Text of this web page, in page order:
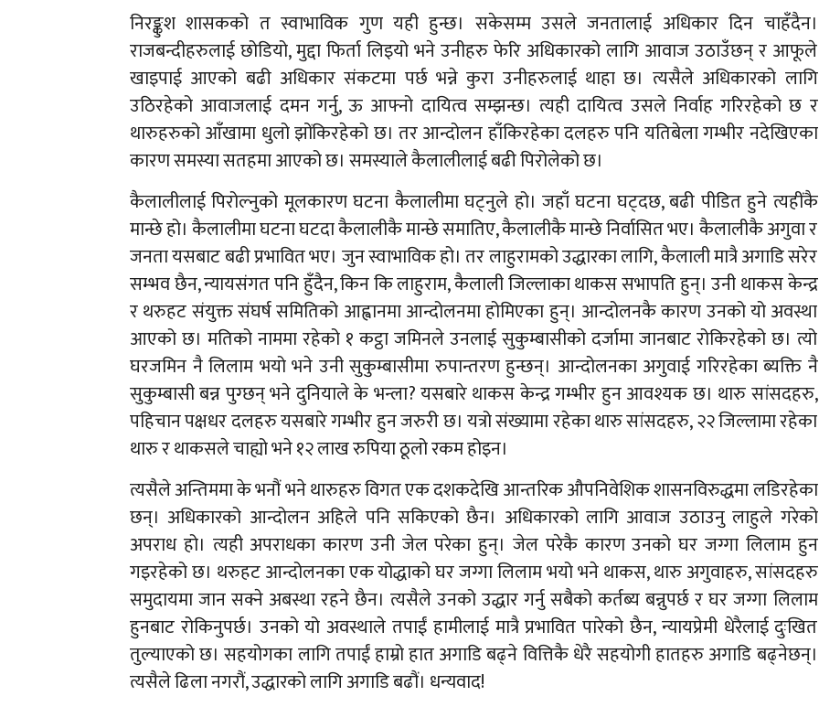
निरङ्कुश शासकको त स्वाभाविक गुण यही हुन्छ। सकेसम्म उसले जनतालाई अधिकार दिन चाहँदैन।
राजबन्दीहरुलाई छोडियो, मुद्दा फिर्ता लिइयो भने उनीहरु फेरि अधिकारको लागि आवाज उठाउँछन् र आफूले
खाइपाई आएको बढी अधिकार संकटमा पर्छ भन्ने कुरा उनीहरुलाई थाहा छ। त्यसैले अधिकारको लागि
उठिरहेको आवाजलाई दमन गर्नु, ऊ आफ्नो दायित्व सम्झन्छ। त्यही दायित्व उसले निर्वाह गरिरहेको छ र
थारुहरुको आँखामा धुलो झोंकिरहेको छ। तर आन्दोलन हाँकिरहेका दलहरु पनि यतिबेला गम्भीर नदेखिएका
कारण समस्या सतहमा आएको छ। समस्याले कैलालीलाई बढी पिरोलेको छ।
कैलालीलाई पिरोल्नुको मूलकारण घटना कैलालीमा घट्नुले हो। जहाँ घटना घट्दछ, बढी पीडित हुने त्यहींकै
मान्छे हो। कैलालीमा घटना घटदा कैलालीकै मान्छे समातिए, कैलालीकै मान्छे निर्वासित भए। कैलालीकै अगुवा र
जनता यसबाट बढी प्रभावित भए। जुन स्वाभाविक हो। तर लाहुरामको उद्धारका लागि, कैलाली मात्रै अगाडि सरेर
सम्भव छैन, न्यायसंगत पनि हुँदैन, किन कि लाहुराम, कैलाली जिल्लाका थाकस सभापति हुन्। उनी थाकस केन्द्र
र थरुहट संयुक्त संघर्ष समितिको आह्वानमा आन्दोलनमा होमिएका हुन्। आन्दोलनकै कारण उनको यो अवस्था
आएको छ। मतिको नाममा रहेको १ कट्ठा जमिनले उनलाई सुकुम्बासीको दर्जामा जानबाट रोकिरहेको छ। त्यो
घरजमिन नै लिलाम भयो भने उनी सुकुम्बासीमा रुपान्तरण हुन्छन्। आन्दोलनका अगुवाई गरिरहेका ब्यक्ति नै
सुकुम्बासी बन्न पुग्छन् भने दुनियाले के भन्ला? यसबारे थाकस केन्द्र गम्भीर हुन आवश्यक छ। थारु सांसदहरु,
पहिचान पक्षधर दलहरु यसबारे गम्भीर हुन जरुरी छ। यत्रो संख्यामा रहेका थारु सांसदहरु, २२ जिल्लामा रहेका
थारु र थाकसले चाह्यो भने १२ लाख रुपिया ठूलो रकम होइन।
त्यसैले अन्तिममा के भनौं भने थारुहरु विगत एक दशकदेखि आन्तरिक औपनिवेशिक शासनविरुद्धमा लडिरहेका
छन्। अधिकारको आन्दोलन अहिले पनि सकिएको छैन। अधिकारको लागि आवाज उठाउनु लाहुले गरेको
अपराध हो। त्यही अपराधका कारण उनी जेल परेका हुन्। जेल परेकै कारण उनको घर जग्गा लिलाम हुन
गइरहेको छ। थरुहट आन्दोलनका एक योद्धाको घर जग्गा लिलाम भयो भने थाकस, थारु अगुवाहरु, सांसदहरु
समुदायमा जान सक्ने अबस्था रहने छैन। त्यसैले उनको उद्धार गर्नु सबैको कर्तब्य बन्नुपर्छ र घर जग्गा लिलाम
हुनबाट रोकिनुपर्छ। उनको यो अवस्थाले तपाईं हामीलाई मात्रै प्रभावित पारेको छैन, न्यायप्रेमी धेरैलाई दुःखित
तुल्याएको छ। सहयोगका लागि तपाईं हाम्रो हात अगाडि बढ्ने वित्तिकै धेरै सहयोगी हातहरु अगाडि बढ्नेछन्।
त्यसैले ढिला नगरौं, उद्धारको लागि अगाडि बढौं। धन्यवाद!